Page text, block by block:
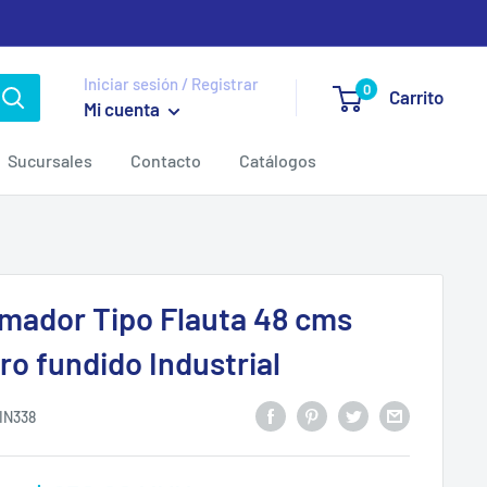
Iniciar sesión / Registrar
Mi cuenta
0 Carrito
Sucursales Contacto Catálogos
Tipo Flauta 48 cms
fundido Industrial